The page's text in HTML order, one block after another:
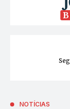
NOTÍCIAS